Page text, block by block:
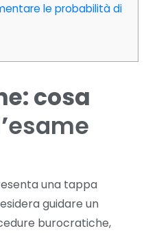
le probabilità di
cosa
esame
una tappa
guidare un
burocratiche,